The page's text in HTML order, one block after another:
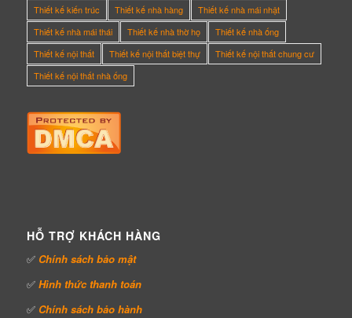
Thiết kế kiến trúc
Thiết kế nhà hàng
Thiết kế nhà mái nhật
Thiết kế nhà mái thái
Thiết kế nhà thờ họ
Thiết kế nhà ống
Thiết kế nội thất
Thiết kế nội thất biệt thự
Thiết kế nội thất chung cư
Thiết kế nội thất nhà ống
HỖ TRỢ KHÁCH HÀNG
✅ Chính sách bảo mật
✅ Hình thức thanh toán
✅ Chính sách bảo hành